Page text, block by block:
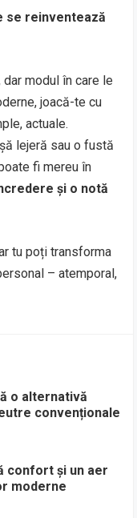
se reinventează
modul în care le
joacă-te cu
actuale.
lejeră sau o fustă
fi mereu în
și o notă
tu poți transforma
– atemporal,
o alternativă
convenționale
confort și un aer
moderne